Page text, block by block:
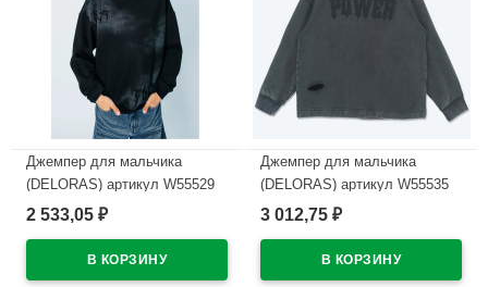
Джемпер для мальчика
(DELORAS) артикул W55529
размер 34/134-44/164 цвет
2 533,05 ₽
Джемпер для мальчика
(DELORAS) артикул W55535
размер 34/134-44/164 цвет
3 012,75 ₽